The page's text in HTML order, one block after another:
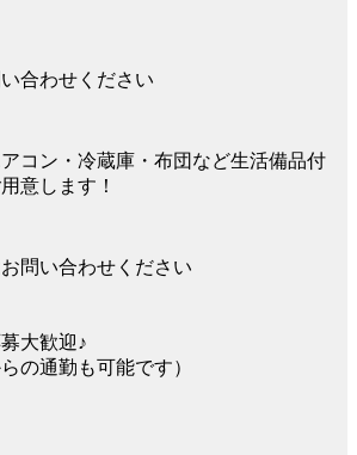
合わせください
コン・冷蔵庫・布団など生活備品付
意します！
問い合わせください
大歓迎♪
の通勤も可能です）